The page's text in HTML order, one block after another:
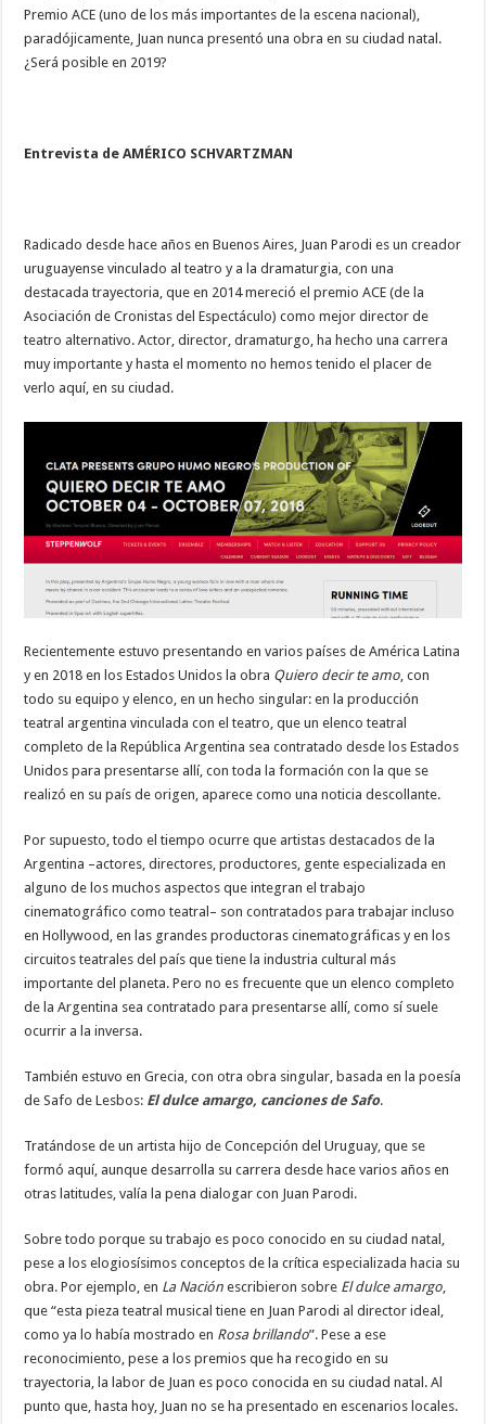
Premio ACE (uno de los más importantes de la escena nacional),
paradójicamente, Juan nunca presentó una obra en su ciudad natal.
¿Será posible en 2019?
Entrevista de AMÉRICO SCHVARTZMAN
Radicado desde hace años en Buenos Aires, Juan Parodi es un creador
uruguayense vinculado al teatro y a la dramaturgia, con una
destacada trayectoria, que en 2014 mereció el premio ACE (de la
Asociación de Cronistas del Espectáculo) como mejor director de
teatro alternativo. Actor, director, dramaturgo, ha hecho una carrera
muy importante y hasta el momento no hemos tenido el placer de
verlo aquí, en su ciudad.
Recientemente estuvo presentando en varios países de América Latina
y en 2018 en los Estados Unidos la obra Quiero decir te amo , con
todo su equipo y elenco, en un hecho singular: en la producción
teatral argentina vinculada con el teatro, que un elenco teatral
completo de la República Argentina sea contratado desde los Estados
Unidos para presentarse allí, con toda la formación con la que se
realizó en su país de origen, aparece como una noticia descollante.
Por supuesto, todo el tiempo ocurre que artistas destacados de la
Argentina –actores, directores, productores, gente especializada en
alguno de los muchos aspectos que integran el trabajo
cinematográfico como teatral– son contratados para trabajar incluso
en Hollywood, en las grandes productoras cinematográficas y en los
circuitos teatrales del país que tiene la industria cultural más
importante del planeta. Pero no es frecuente que un elenco completo
de la Argentina sea contratado para presentarse allí, como sí suele
ocurrir a la inversa.
También estuvo en Grecia, con otra obra singular, basada en la poesía
de Safo de Lesbos: El dulce amargo, canciones de Safo.
Tratándose de un artista hijo de Concepción del Uruguay, que se
formó aquí, aunque desarrolla su carrera desde hace varios años en
otras latitudes, valía la pena dialogar con Juan Parodi.
Sobre todo porque su trabajo es poco conocido en su ciudad natal,
pese a los elogiosísimos conceptos de la crítica especializada hacia su
obra. Por ejemplo, en La Naciónescribieron sobre El dulce amargo
que “esta pieza teatral musical tiene en Juan Parodi al director ideal,
como ya lo había mostrado en Rosa brillando”. Pese a ese
reconocimiento, pese a los premios que ha recogido en su
trayectoria, la labor de Juan es poco conocida en su ciudad natal. Al
punto que, hasta hoy, Juan no se ha presentado en escenarios locales.